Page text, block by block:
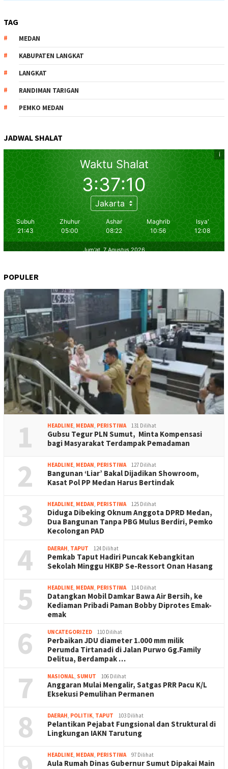
TAG
MEDAN
KABUPATEN LANGKAT
LANGKAT
RANDIMAN TARIGAN
PEMKO MEDAN
JADWAL SHALAT
POPULER
1 HEADLINE, MEDAN, PERISTIWA 131 Dilihat
Gubsu Tegur PLN Sumut, Minta Kompensasi
bagi Masyarakat Terdampak Pemadaman
2 HEADLINE, MEDAN, PERISTIWA 127 Dilihat
Bangunan ‘Liar’ Bakal Dijadikan Showroom,
Kasat Pol PP Medan Harus Bertindak
3 HEADLINE, MEDAN, PERISTIWA 125 Dilihat
Diduga Dibeking Oknum Anggota DPRD Medan,
Dua Bangunan Tanpa PBG Mulus Berdiri, Pemko
Kecolongan PAD
4 DAERAH, TAPUT 124 Dilihat
Pemkab Taput Hadiri Puncak Kebangkitan
Sekolah Minggu HKBP Se-Ressort Onan Hasang
5 HEADLINE, MEDAN, PERISTIWA 114 Dilihat
Datangkan Mobil Damkar Bawa Air Bersih, ke
Kediaman Pribadi Paman Bobby Diprotes Emak-
emak
6 UNCATEGORIZED 110 Dilihat
Perbaikan JDU diameter 1.000 mm milik
Perumda Tirtanadi di Jalan Purwo Gg.Family
Delitua, Berdampak …
7 NASIONAL, SUMUT 106 Dilihat
Anggaran Mulai Mengalir, Satgas PRR Pacu K/L
Eksekusi Pemulihan Permanen
8 DAERAH, POLITIK, TAPUT 103 Dilihat
Pelantikan Pejabat Fungsional dan Struktural di
Lingkungan IAKN Tarutung
HEADLINE, MEDAN, PERISTIWA 97 Dilihat
Aula Rumah Dinas Gubernur Sumut Dipakai Main